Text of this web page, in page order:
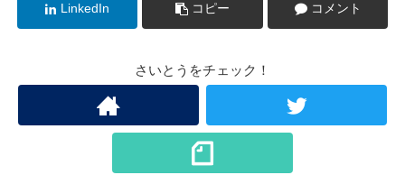
LinkedIn コピー コメント
さいとうをチェック！